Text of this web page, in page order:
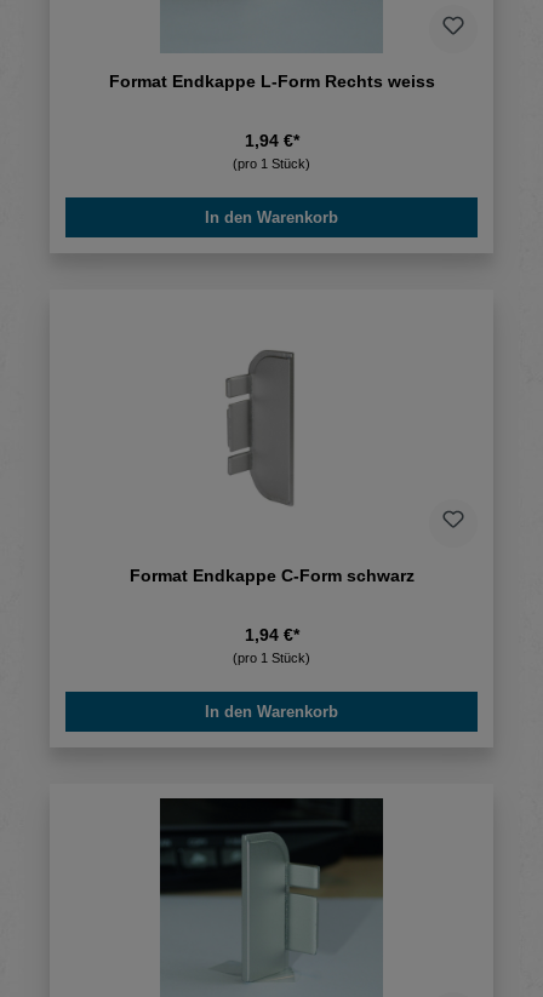
Format Endkappe L-Form Rechts weiss
1,94 €*
(pro 1 Stück)
In den Warenkorb
Format Endkappe C-Form schwarz
1,94 €*
(pro 1 Stück)
In den Warenkorb